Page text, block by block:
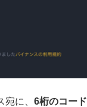
に、 6桁のコード